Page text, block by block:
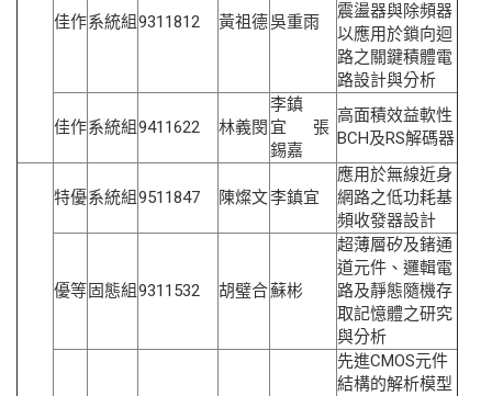
佳作系統組9311812 黃祖德吳重雨
震盪器與除頻器
以應用於鎖向迴
路之關鍵積體電
路設計與分析
佳作系統組9411622 林義閔
李鎮
宜 張
錫嘉
高面積效益軟性
BCH及RS解碼器
特優系統組9511847 陳燦文李鎮宜
應用於無線近身
網路之低功耗基
頻收發器設計
優等 固態組9311532 胡璧合蘇彬
超薄層矽及鍺通
道元件、邏輯電
路及靜態隨機存
取記憶體之研究
與分析
先進CMOS元件
結構的解析模型